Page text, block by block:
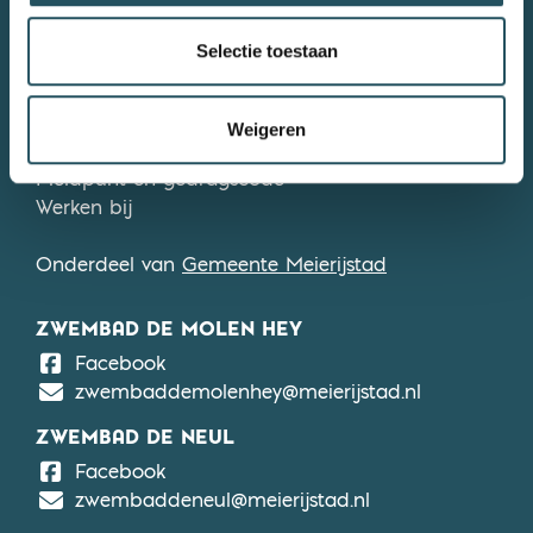
Selectie toestaan
Weigeren
Stuur ons een e-mail
Meldpunt en gedragscode
Werken bij
Onderdeel van Gemeente Meierijstad
ZWEMBAD DE MOLEN HEY
FacebookDe Molen Hey
zwembaddemolenhey@meierijstad.nl
ZWEMBAD DE NEUL
FacebookDe Neul
zwembaddeneul@meierijstad.nl